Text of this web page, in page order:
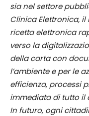
sia nel settore
Clinica Elettronica,
ricetta elettronica
verso la
della carta con
l’ambiente e per le
efficienza, processi
immediata di tutto il
In futuro, ogni